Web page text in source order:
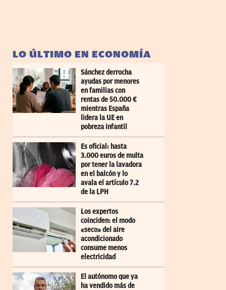
LO ÚLTIMO EN ECONOMÍA
Sánchez derrocha
ayudas por menores
en familias con
rentas de 50.000 €
mientras España
lidera la UE en
pobreza infantil
Es oficial: hasta
3.000 euros de multa
por tener la lavadora
en el balcón y lo
avala el artículo 7.2
de la LPH
Los expertos
coinciden: el modo
«seco» del aire
acondicionado
consume menos
electricidad
El autónomo que ya
ha vendido más de